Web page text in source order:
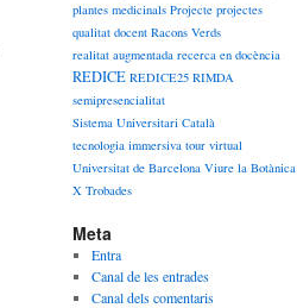
plantes medicinals Projecte projectes
qualitat docent Racons Verds
realitat augmentada recerca en docència
REDICE REDICE25 RIMDA
semipresencialitat
Sistema Universitari Català
tecnologia immersiva tour virtual
Universitat de Barcelona Viure la Botànica
X Trobades
Meta
Entra
Canal de les entrades
Canal dels comentaris